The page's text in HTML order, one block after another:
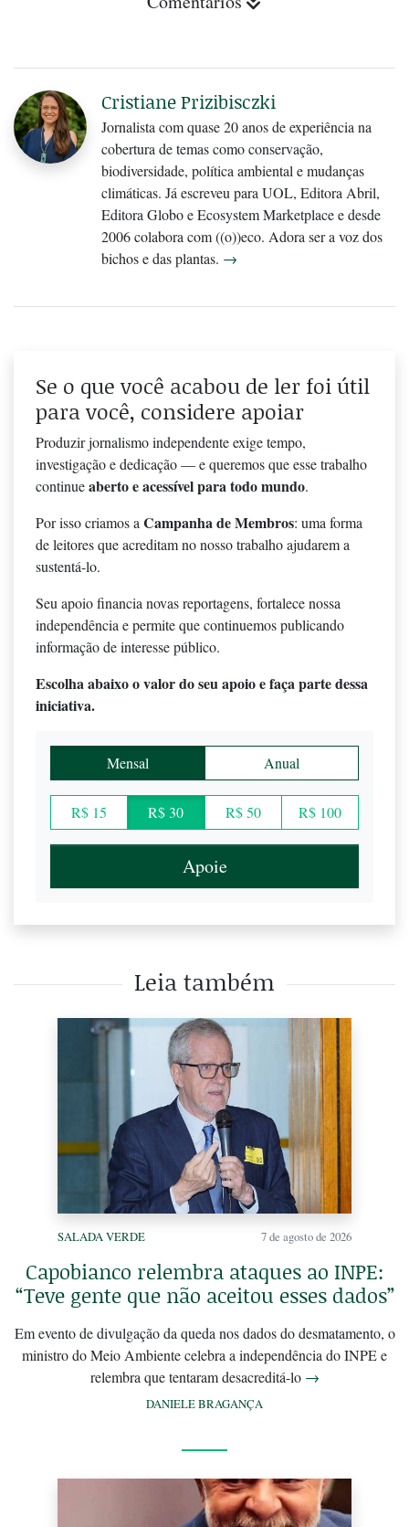
Cristiane Prizibisczki
Jornalista com quase 20 anos de experiência na
cobertura de temas como conservação,
biodiversidade, política ambiental e mudanças
climáticas. Já escreveu para UOL, Editora Abril,
Editora Globo e Ecosystem Marketplace e desde
2006 colabora com ((o))eco. Adora ser a voz dos
bichos e das plantas. →
Se o que você acabou de ler foi útil
para você, considere apoiar
Produzir jornalismo independente exige tempo,
investigação e dedicação — e queremos que esse trabalho
continueaberto e acessível para todo mundo.
Por isso criamos a Campanha de Membros: uma forma
de leitores que acreditam no nosso trabalho ajudarem a
sustentá-lo.
Seu apoio financia novas reportagens, fortalece nossa
independência e permite que continuemos publicando
informação de interesse público.
Escolha abaixo o valor do seu apoio e faça parte dessa
iniciativa.
Mensal Anual
R$ 15 R$ 30 R$ 50 R$ 100
Apoie
Leia também
SALADA VERDE 7 de agosto de 2026
Capobianco relembra ataques ao INPE:
“Teve gente que não aceitou esses dados”
Em evento de divulgação da queda nos dados do desmatamento, o
ministro do Meio Ambiente celebra a independência do INPE e
relembra que tentaram desacreditá-lo →
DANIELE BRAGANÇA